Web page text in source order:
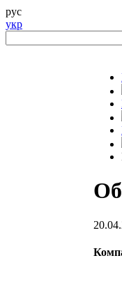
рус
укр